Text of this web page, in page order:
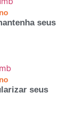
seus
seus